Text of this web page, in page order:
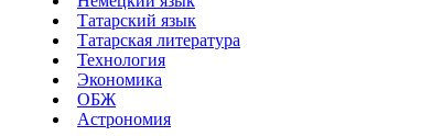
Татарский язык
Татарская литература
Технология
Экономика
ОБЖ
Астрономия